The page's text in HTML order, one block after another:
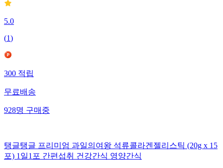
5.0
(1)
300적립
무료배송
928명구매중
탱글탱글 프리미엄 과일의여왕 석류콜라겐젤리스틱 (20g x 15
포) 1일1포 간편섭취 건강간식 영양간식